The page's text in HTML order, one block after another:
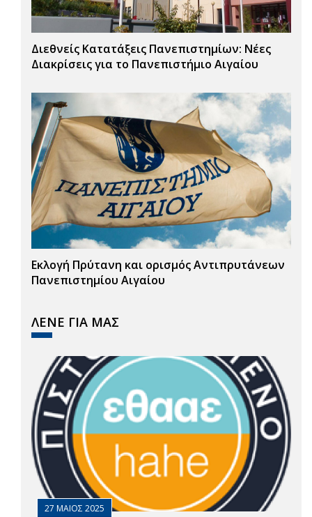
Διεθνείς Κατατάξεις Πανεπιστημίων: Νέες
Διακρίσεις για το Πανεπιστήμιο Αιγαίου
Εκλογή Πρύτανη και ορισμός Αντιπρυτάνεων
Πανεπιστημίου Αιγαίου
ΛΕΝΕ ΓΙΑ ΜΑΣ
27 ΜΑΙΟΣ 2025